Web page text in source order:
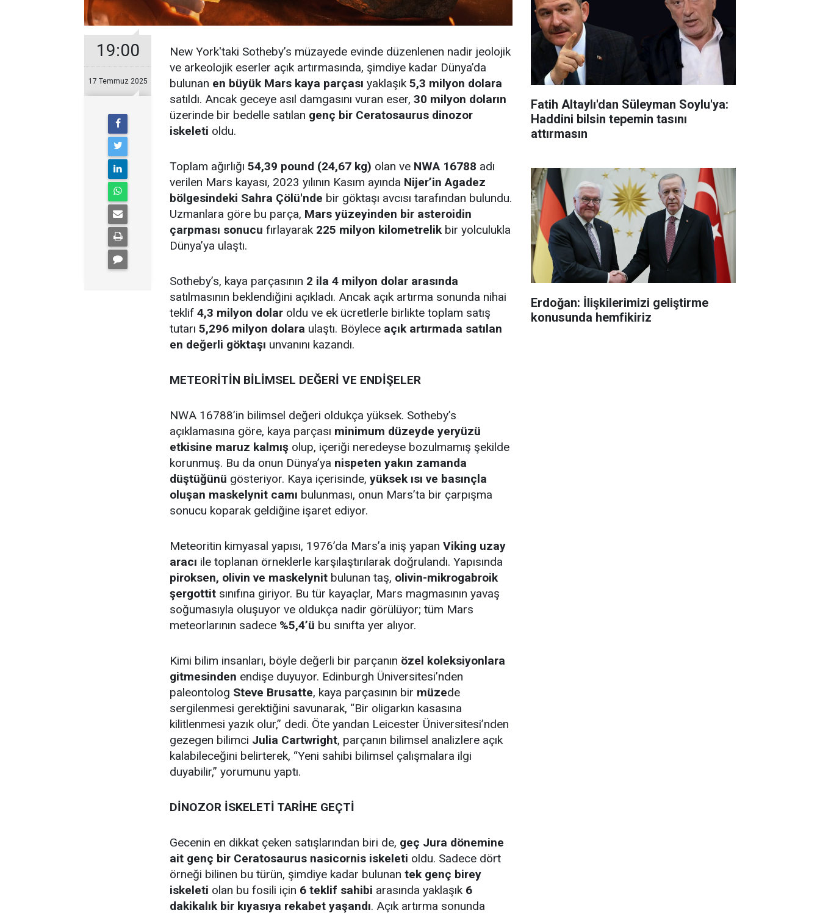
19:00
17 Temmuz 2025
New York'taki Sotheby’s müzayede evinde düzenlenen nadir jeolojik
ve arkeolojik eserler açık artırmasında, şimdiye kadar Dünya’da
bulunan en büyük Mars kaya parçası yaklaşık 5,3 milyon dolara
satıldı. Ancak geceye asıl damgasını vuran eser, 30 milyon doların
üzerinde bir bedelle satılan genç bir Ceratosaurus dinozor
iskeleti oldu.
Toplam ağırlığı 54,39 pound (24,67 kg) olan ve NWA 16788 adı
verilen Mars kayası, 2023 yılının Kasım ayında Nijer’in Agadez
bölgesindeki Sahra Çölü'nde bir göktaşı avcısı tarafından bulundu.
Uzmanlara göre bu parça, Mars yüzeyinden bir asteroidin
çarpması sonucu fırlayarak 225 milyon kilometrelikbir yolculukla
Dünya’ya ulaştı.
Sotheby’s, kaya parçasının 2 ila 4 milyon dolar arasında
satılmasının beklendiğini açıkladı. Ancak açık artırma sonunda nihai
teklif 4,3 milyon dolar oldu ve ek ücretlerle birlikte toplam satış
tutarı 5,296 milyon dolara ulaştı. Böylece açık artırmada satılan
en değerli göktaşı unvanını kazandı.
METEORİTİN BİLİMSEL DEĞERİ VE ENDİŞELER
NWA 16788’in bilimsel değeri oldukça yüksek. Sotheby’s
açıklamasına göre, kaya parçası minimum düzeyde yeryüzü
etkisine maruz kalmış olup, içeriği neredeyse bozulmamış şekilde
korunmuş. Bu da onun Dünya’ya nispeten yakın zamanda
düştüğünü gösteriyor. Kaya içerisinde, yüksek ısı ve basınçla
oluşan maskelynit camı bulunması, onun Mars’ta bir çarpışma
sonucu koparak geldiğine işaret ediyor.
Meteoritin kimyasal yapısı, 1976’da Mars’a iniş yapan Viking uzay
aracı ile toplanan örneklerle karşılaştırılarak doğrulandı. Yapısında
piroksen, olivin ve maskelynit bulunan taş, olivin-mikrogabroik
şergottit sınıfına giriyor. Bu tür kayaçlar, Mars magmasının yavaş
soğumasıyla oluşuyor ve oldukça nadir görülüyor; tüm Mars
meteorlarının sadece %5,4’ü bu sınıfta yer alıyor.
Kimi bilim insanları, böyle değerli bir parçanın özel koleksiyonlara
gitmesinden endişe duyuyor. Edinburgh Üniversitesi’nden
paleontolog Steve Brusatte, kaya parçasının bir müzede
sergilenmesi gerektiğini savunarak, “Bir oligarkın kasasına
kilitlenmesi yazık olur,” dedi. Öte yandan Leicester Üniversitesi’nden
gezegen bilimci Julia Cartwright, parçanın bilimsel analizlere açık
kalabileceğini belirterek, “Yeni sahibi bilimsel çalışmalara ilgi
duyabilir,” yorumunu yaptı.
DİNOZOR İSKELETİ TARİHE GEÇTİ
Gecenin en dikkat çeken satışlarından biri de, geç Jura dönemine
ait genç bir Ceratosaurus nasicornis iskeleti oldu. Sadece dört
örneği bilinen bu türün, şimdiye kadar bulunan tek genç birey
iskeleti olan bu fosili için 6 teklif sahibi arasında yaklaşık 6
dakikalık bir kıyasıya rekabet yaşandı. Açık artırma sonunda
Fatih Altaylı'dan Süleyman Soylu'ya:
Haddini bilsin tepemin tasını
attırmasın
Erdoğan: İlişkilerimizi geliştirme
konusunda hemfikiriz